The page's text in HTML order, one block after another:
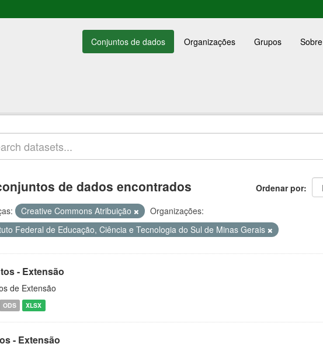
Conjuntos de dados Organizações Grupos Sobre
Ordenar por
de dados encontrados
Creative Commons Atribuição
Organizações:
Federal de Educação, Ciência e Tecnologia do Sul de Minas Gerais
- Extensão
de Extensão
ODS XLSX
- Extensão